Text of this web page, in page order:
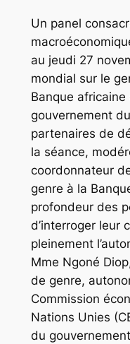
Un panel
au jeudi 27
mondial sur le
Banque
gouvernement
partenaires de
la séance,
coordonnateur
genre à la
profondeur des
d’interroger leur
pleinement
Mme Ngoné
de genre,
Commission
Nations Unies
du